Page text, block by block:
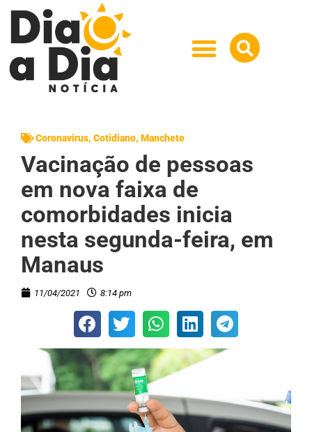
Coronavirus, Cotidiano, Manchete
Vacinação de pessoas
em nova faixa de
comorbidades inicia
nesta segunda-feira, em
Manaus
11/04/2021 8:14 pm